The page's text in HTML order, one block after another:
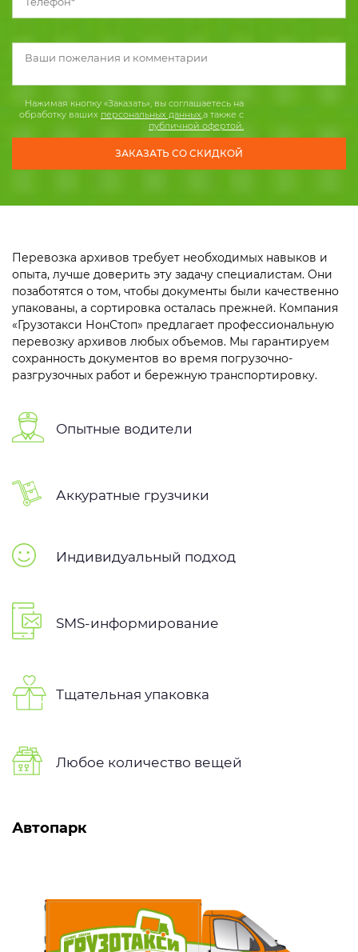
Нажимая кнопку «Заказать», вы соглашаетесь на
обработку ваших персональных данных,а также с
публичной офертой.
Перевозка архивов требует необходимых навыков и
опыта, лучше доверить эту задачу специалистам. Они
позаботятся о том, чтобы документы были качественно
упакованы, а сортировка осталась прежней. Компания
«Грузотакси НонСтоп» предлагает профессиональную
перевозку архивов любых объемов. Мы гарантируем
сохранность документов во время погрузочно-
разгрузочных работ и бережную транспортировку.
Опытные водители
Аккуратные грузчики
Индивидуальный подход
SMS-информирование
Тщательная упаковка
Любое количество вещей
Автопарк